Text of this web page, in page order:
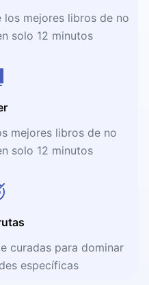
los mejores libros de no
solo 12 minutos
mejores libros de no
solo 12 minutos
curadas para dominar
específicas